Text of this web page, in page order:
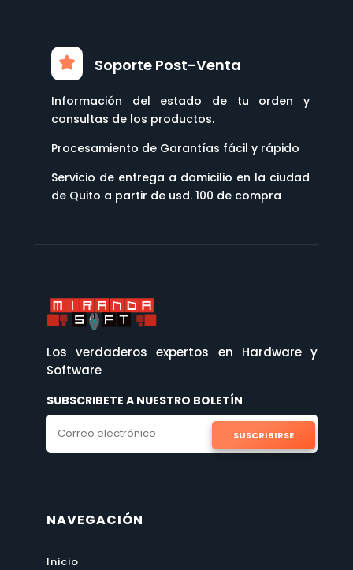
Soporte Post-Venta
Información del estado de tu orden y
consultas de los productos.
Procesamiento de Garantías fácil y rápido
Servicio de entrega a domicilio en la ciudad
de Quito a partir de usd. 100 de compra
Los verdaderos expertos en Hardware y
Software
SUBSCRIBETE A NUESTRO BOLETÍN
SUSCRIBIRSE
NAVEGACIÓN
Inicio